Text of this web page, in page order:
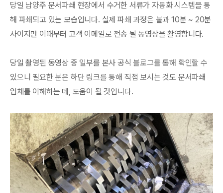
당일 남양주 문서파쇄 현장에서 수거한 서류가 자동화 시스템을 통
해 파쇄되고 있는 모습입니다. 실제 파쇄 과정은 불과 10분 ~ 20분
사이지만 이때부터 고객 이메일로 전송 될 동영상을 촬영합니다.
당일 촬영된 동영상 중 일부를 본사 공식 블로그를 통해 확인할 수
있으니 필요한 분은 하단 링크를 통해 직접 보시는 것도 문서파쇄
업체를 이해하는 데, 도움이 될 것입니다.